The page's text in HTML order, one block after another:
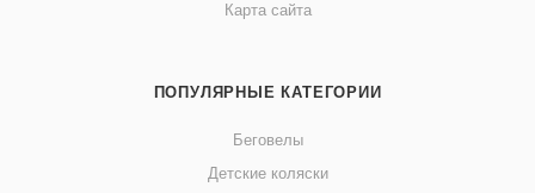
Карта сайта
ПОПУЛЯРНЫЕ КАТЕГОРИИ
Беговелы
Детские коляски